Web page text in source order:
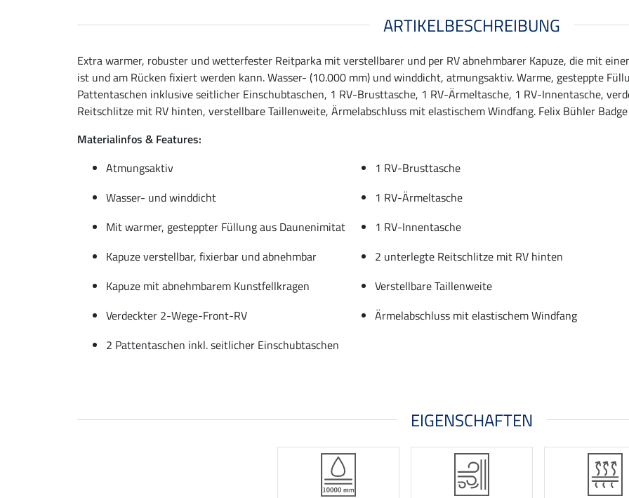
ARTIKELBESCHREIBUNG
Extra warmer, robuster und wetterfester Reitparka mit verstellbarer und per RV abnehmbarer Kapuze, die mit
ist und am Rücken fixiert werden kann. Wasser- (10.000 mm) und winddicht, atmungsaktiv. Warme, gesteppte
Pattentaschen inklusive seitlicher Einschubtaschen, 1 RV-Brusttasche, 1 RV-Ärmeltasche, 1 RV-Innentasche,
Reitschlitze mit RV hinten, verstellbare Taillenweite, Ärmelabschluss mit elastischem Windfang. Felix Bühler
Materialinfos & Features:
Atmungsaktiv
1 RV-Brusttasche
Wasser- und winddicht
1 RV-Ärmeltasche
Mit warmer, gesteppter Füllung aus Daunenimitat
1 RV-Innentasche
Kapuze verstellbar, fixierbar und abnehmbar
2 unterlegte Reitschlitze mit RV hinten
Kapuze mit abnehmbarem Kunstfellkragen
Verstellbare Taillenweite
Verdeckter 2-Wege-Front-RV
Ärmelabschluss mit elastischem Windfang
2 Pattentaschen inkl. seitlicher Einschubtaschen
EIGENSCHAFTEN